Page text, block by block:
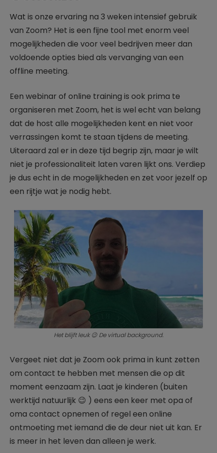
Wat is onze ervaring na 3 weken intensief gebruik
van Zoom? Het is een fijne tool met enorm veel
mogelijkheden die voor veel bedrijven meer dan
voldoende opties bied als vervanging van een
offline meeting.
Een webinar of online training is ook prima te
organiseren met Zoom, het is wel echt van belang
dat de host alle mogelijkheden kent en niet voor
verrassingen komt te staan tijdens de meeting.
Uiteraard zal er in deze tijd begrip zijn, maar je wilt
niet je professionaliteit laten varen lijkt ons. Verdiep
je dus echt in de mogelijkheden en zet voor jezelf op
een rijtje wat je nodig hebt.
Het blijft leuk 😉 De virtual background.
Vergeet niet dat je Zoom ook prima in kunt zetten
om contact te hebben met mensen die op dit
moment eenzaam zijn. Laat je kinderen (buiten
werktijd natuurlijk 😉 ) eens een keer met opa of
oma contact opnemen of regel een online
ontmoeting met iemand die de deur niet uit kan. Er
is meer in het leven dan alleen je werk.